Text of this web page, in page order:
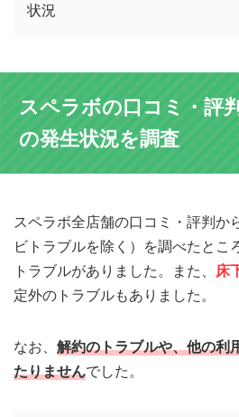
状況
スペラボの口コミ・評
の発生状況を調査
スペラボ全店舗の口コミ・評判か
ビトラブルを除く）を調べたとこ
トラブルがありました。また、 床
定外のトラブルもありました。
なお、 解約のトラブルや、他の利
たりませんでした。